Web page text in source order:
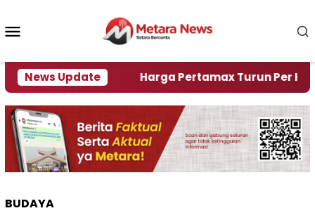
konten
News Update
Krisi Air Harga Pertamax Turun Per Hari Ini,
BUDAYA